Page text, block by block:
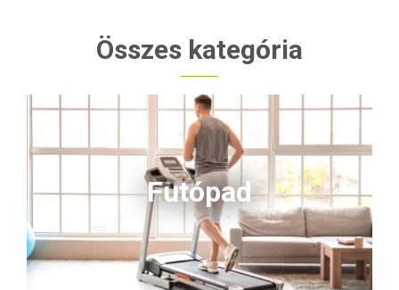
Összes kategória
Futópad